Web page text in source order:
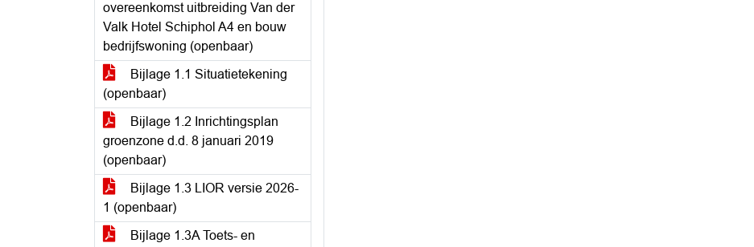
overeenkomst uitbreiding Van der
Valk Hotel Schiphol A4 en bouw
bedrijfswoning (openbaar)
Bijlage 1.1 Situatietekening
(openbaar)
Bijlage 1.2 Inrichtingsplan
groenzone d.d. 8 januari 2019
(openbaar)
Bijlage 1.3 LIOR versie 2026-
1 (openbaar)
Bijlage 1.3A Toets- en